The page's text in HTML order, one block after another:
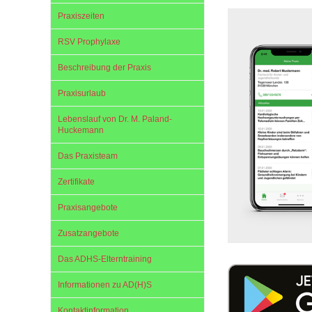
Häufige Fragen
Recht auf Impfung
Vorsorge- und
Empfehlungen
Hörlexikon
Material zu den
Broschüren und
Familienzeit
Praxiszeiten
RSV Prophylaxe
Beschreibung der Praxis
Praxisurlaub
Lebenslauf von Dr. M. Paland-
Huckemann
Das Praxisteam
Zertifikate
Praxisangebote
Zusatzangebote
Das ADHS-Elterntraining
Informationen zu AD(H)S